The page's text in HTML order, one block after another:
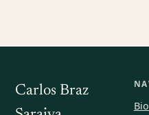
Carlos Braz